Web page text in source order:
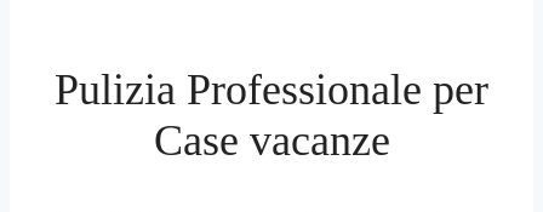
Pulizia Professionale per
Case vacanze